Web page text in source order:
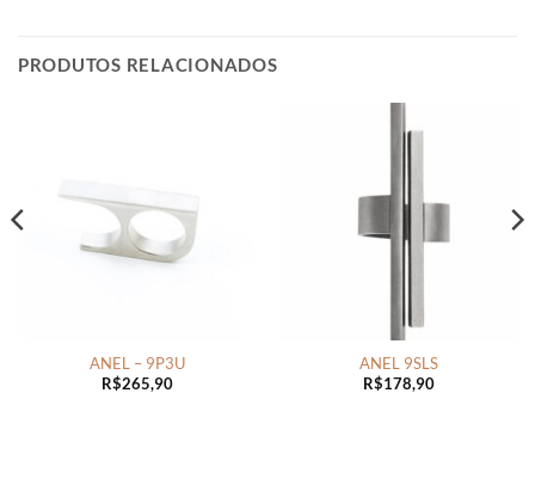
PRODUTOS RELACIONADOS
ANEL – 9P3U
R$265,90
ANEL 9SLS
R$178,90